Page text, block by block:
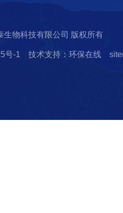
物科技有限公司 版权所有
号-1 技术支持：环保在线